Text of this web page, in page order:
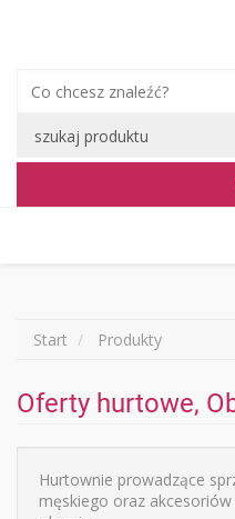
Start Produkty
Oferty hurtowe,
Hurtownie prowadzące
męskiego oraz